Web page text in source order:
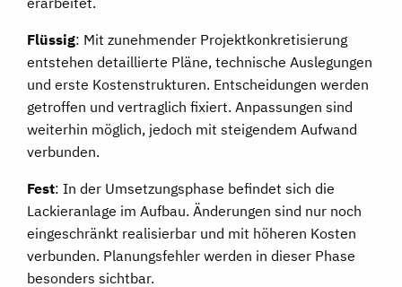
Flüssig: Mit zunehmender Projektkonkretisierung
entstehen detaillierte Pläne, technische Auslegungen
und erste Kostenstrukturen. Entscheidungen werden
getroffen und vertraglich fixiert. Anpassungen sind
weiterhin möglich, jedoch mit steigendem Aufwand
verbunden.
Fest: In der Umsetzungsphase befindet sich die
Lackieranlage im Aufbau. Änderungen sind nur noch
eingeschränkt realisierbar und mit höheren Kosten
verbunden. Planungsfehler werden in dieser Phase
besonders sichtbar.